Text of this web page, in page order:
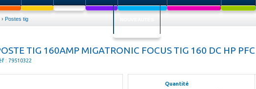
Postes tig
TIG 160AMP MIGATRONIC FOCUS TIG 160 DC HP PFC
: 79510322
Quantité